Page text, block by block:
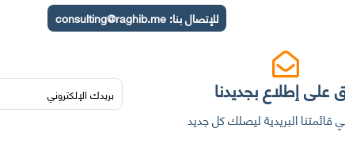
للإتصال بنا:consulting@raghib.me
على إطلاع بجديدنا
البريدية ليصلك كل جديد